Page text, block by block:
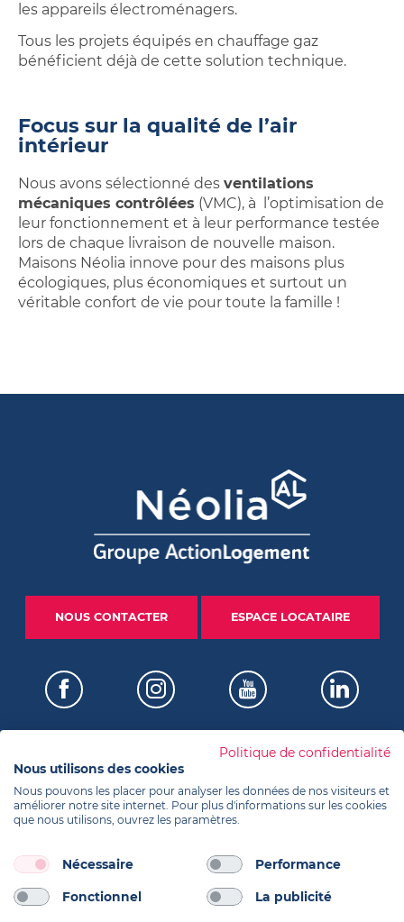
les appareils électroménagers.
Tous les projets équipés en chauffage gaz
bénéficient déjà de cette solution technique.
Focus sur la qualité de l’air
intérieur
Nous avons sélectionné des ventilations
mécaniques contrôlées (VMC), à l’optimisation de
leur fonctionnement et à leur performance testée
lors de chaque livraison de nouvelle maison.
Maisons Néolia innove pour des maisons plus
écologiques, plus économiques et surtout un
véritable confort de vie pour toute la famille !
NOUS CONTACTER ESPACE LOCATAIRE
Certifications
Politique de confidentialité
Nous utilisons des cookies
Nous pouvons les placer pour analyser les données de nos visiteurs et
améliorer notre site internet. Pour plus d'informations sur les cookies
que nous utilisons, ouvrez les paramètres.
Nécessaire Performance
Fonctionnel La publicité